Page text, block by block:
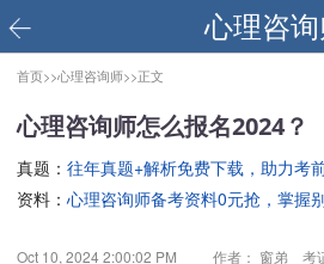
心理咨
首页>>心理咨询师>>正文
心理咨询师怎么报名2024？
真题： 往年真题+解析免费下载，助力考
资料： 心理咨询师备考资料0元抢，掌握
Oct 10, 2024 2:00:02 PM 作者： 窗弟 考